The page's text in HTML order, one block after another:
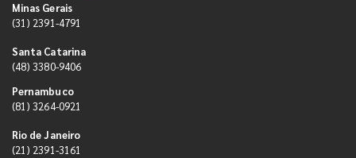
Minas Gerais
(31) 2391-4791
Santa Catarina
(48) 3380-9406
Pernambuco
(81) 3264-0921
Rio de Janeiro
(21) 2391-3161